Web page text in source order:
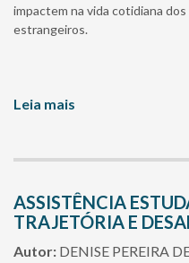
impactem na vida cotidiana
estrangeiros.
Leia mais
ASSISTÊNCIA
TRAJETÓRIA E
Autor: DENISE PEREIRA